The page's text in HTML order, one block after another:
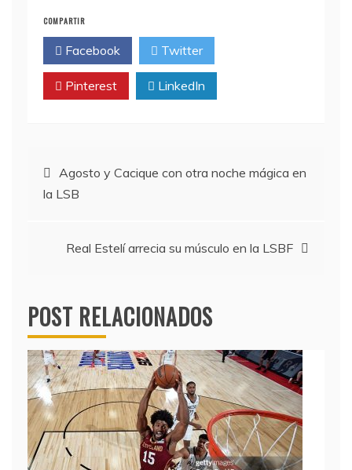
COMPARTIR
Facebook Twitter
Pinterest LinkedIn
Navegación
de
entradas
Agosto y Cacique con otra noche mágica en
la LSB
Real Estelí arrecia su músculo en la LSBF
POST RELACIONADOS